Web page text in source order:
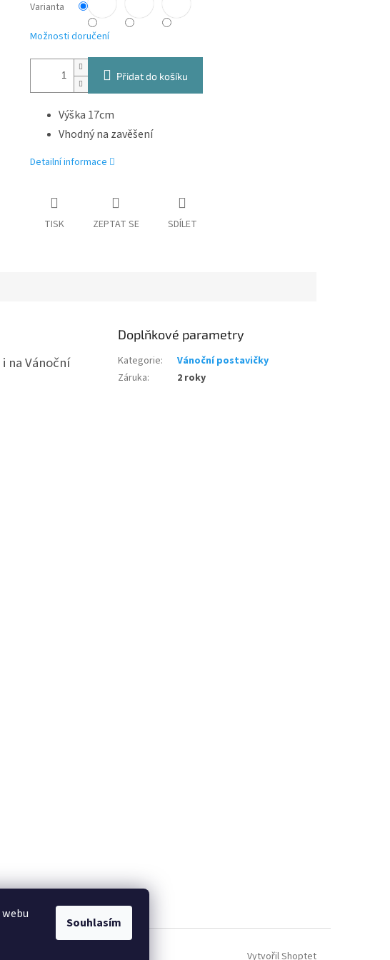
Souhlasím
Varianta
Možnosti doručení
Přidat do košíku
Výška 17cm
Vhodný na zavěšení
Detailní informace
TISK ZEPTAT SE SDÍLET
na Vánoční
Doplňkové parametry
Kategorie:
Vánoční postavičky
Záruka: 2 roky
Vytvořil Shoptet